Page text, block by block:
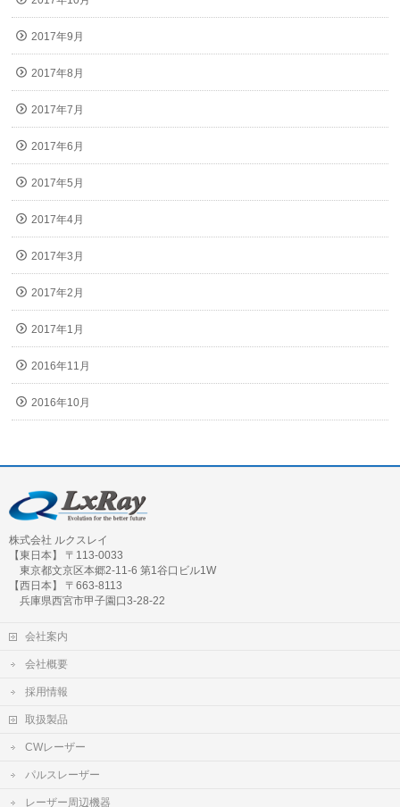
2017年9月
2017年8月
2017年7月
2017年6月
2017年5月
2017年4月
2017年3月
2017年2月
2017年1月
2016年11月
2016年10月
株式会社 ルクスレイ
【東日本】 〒113-0033
東京都文京区本郷2-11-6 第1谷口ビル1W
【西日本】 〒663-8113
兵庫県西宮市甲子園口3-28-22
会社案内
会社概要
採用情報
取扱製品
CWレーザー
パルスレーザー
レーザー周辺機器